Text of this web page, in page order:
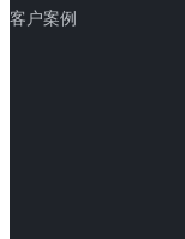
客户案例